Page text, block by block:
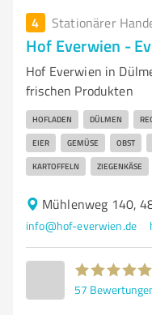
4 Stationärer
Hof Everwien -
Hof Everwien in
frischen Produkten
HOFLADEN DÜLMEN
EIER GEMÜSE OBST
KARTOFFELN ZIEGENKÄSE
Mühlenweg 140,
info@hof-everwien.de
57